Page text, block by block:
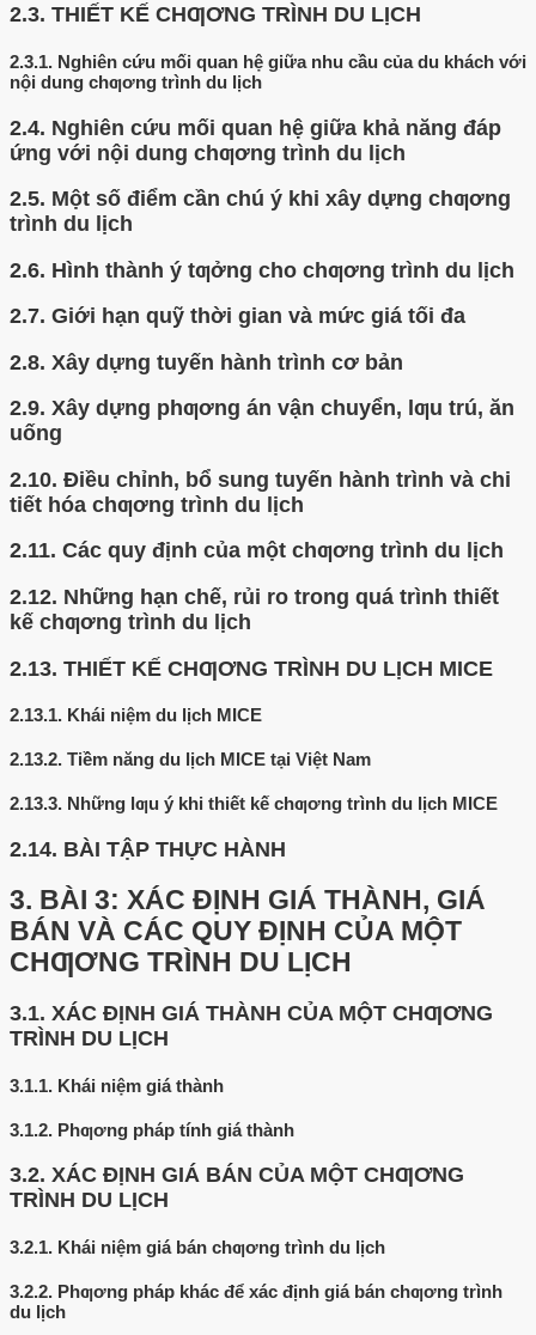
2.3. THIẾT KẾ CHƢƠNG TRÌNH DU LỊCH
2.3.1. Nghiên cứu mối quan hệ giữa nhu cầu của du khách với
nội dung chƣơng trình du lịch
2.4. Nghiên cứu mối quan hệ giữa khả năng đáp
ứng với nội dung chƣơng trình du lịch
2.5. Một số điểm cần chú ý khi xây dựng chƣơng
trình du lịch
2.6. Hình thành ý tƣởng cho chƣơng trình du lịch
2.7. Giới hạn quỹ thời gian và mức giá tối đa
2.8. Xây dựng tuyến hành trình cơ bản
2.9. Xây dựng phƣơng án vận chuyển, lƣu trú, ăn
uống
2.10. Điều chỉnh, bổ sung tuyến hành trình và chi
tiết hóa chƣơng trình du lịch
2.11. Các quy định của một chƣơng trình du lịch
2.12. Những hạn chế, rủi ro trong quá trình thiết
kế chƣơng trình du lịch
2.13. THIẾT KẾ CHƢƠNG TRÌNH DU LỊCH MICE
2.13.1. Khái niệm du lịch MICE
2.13.2. Tiềm năng du lịch MICE tại Việt Nam
2.13.3. Những lƣu ý khi thiết kế chƣơng trình du lịch MICE
2.14. BÀI TẬP THỰC HÀNH
3. BÀI 3: XÁC ĐỊNH GIÁ THÀNH, GIÁ
BÁN VÀ CÁC QUY ĐỊNH CỦA MỘT
CHƢƠNG TRÌNH DU LỊCH
3.1. XÁC ĐỊNH GIÁ THÀNH CỦA MỘT CHƢƠNG
TRÌNH DU LỊCH
3.1.1. Khái niệm giá thành
3.1.2. Phƣơng pháp tính giá thành
3.2. XÁC ĐỊNH GIÁ BÁN CỦA MỘT CHƢƠNG
TRÌNH DU LỊCH
3.2.1. Khái niệm giá bán chƣơng trình du lịch
3.2.2. Phƣơng pháp khác để xác định giá bán chƣơng trình
du lịch